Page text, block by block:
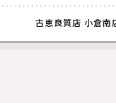
古恵良質店 小倉南